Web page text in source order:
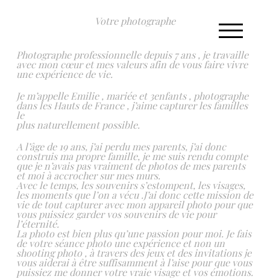
Votre photographe
Photographe professionnelle depuis 7 ans , je travaille
avec mon cœur et mes valeurs afin de vous faire vivre
une expérience de vie.
Je m’appelle Emilie , mariée et 3enfants , photographe
dans les Hauts de France , j’aime capturer les familles
le
plus naturellement possible.
A l’âge de 19 ans, j’ai perdu mes parents, j’ai donc
construis ma propre famille, je me suis rendu compte
que je n’avais pas vraiment de photos de mes parents
et moi à accrocher sur mes murs.
Avec le temps, les souvenirs s’estompent, les visages,
les moments que l’on a vécu .J’ai donc cette mission de
vie de tout capturer avec mon appareil photo pour que
vous puissiez garder vos souvenirs de vie pour
l’éternité.
La photo est bien plus qu’une passion pour moi. Je fais
de votre séance photo une expérience et non un
shooting photo , à travers des jeux et des invitations je
vous aiderai à être suffisamment à l’aise pour que vous
puissiez me donner votre vraie visage et vos émotions.